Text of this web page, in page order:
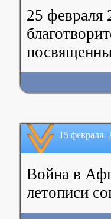
25 февраля
15 февраля-
Война в
летописи